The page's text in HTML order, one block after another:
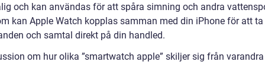
och kan användas för att spåra simning och andra
kan Apple Watch kopplas samman med din iPhone för att
och samtal direkt på din handled.
om hur olika ”smartwatch apple” skiljer sig från varandra